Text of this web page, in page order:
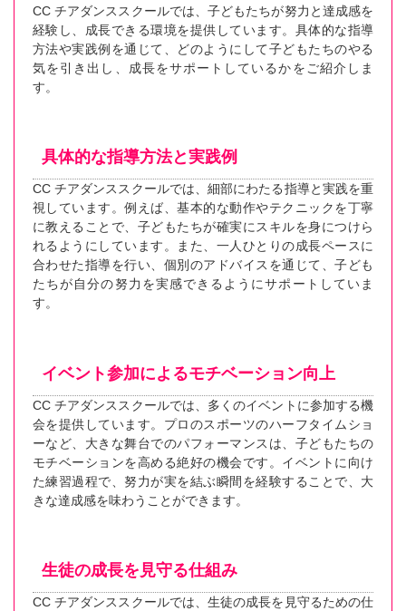
CC チアダンススクールでは、子どもたちが努力と達成感を
経験し、成長できる環境を提供しています。具体的な指導
方法や実践例を通じて、どのようにして子どもたちのやる
気を引き出し、成長をサポートしているかをご紹介しま
す。
具体的な指導方法と実践例
CC チアダンススクールでは、細部にわたる指導と実践を重
視しています。例えば、基本的な動作やテクニックを丁寧
に教えることで、子どもたちが確実にスキルを身につけら
れるようにしています。また、一人ひとりの成長ペースに
合わせた指導を行い、個別のアドバイスを通じて、子ども
たちが自分の努力を実感できるようにサポートしていま
す。
イベント参加によるモチベーション向上
CC チアダンススクールでは、多くのイベントに参加する機
会を提供しています。プロのスポーツのハーフタイムショ
ーなど、大きな舞台でのパフォーマンスは、子どもたちの
モチベーションを高める絶好の機会です。イベントに向け
た練習過程で、努力が実を結ぶ瞬間を経験することで、大
きな達成感を味わうことができます。
生徒の成長を見守る仕組み
CC チアダンススクールでは、生徒の成長を見守るための仕